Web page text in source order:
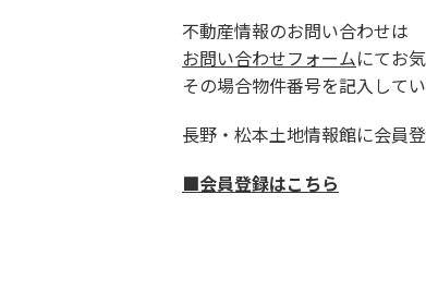
不動産情報のお問い合わせは
お問い合わせフォームにてお
その場合物件番号を記入して
長野・松本土地情報館に会員
■会員登録はこちら